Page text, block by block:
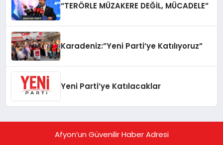
“TERÖRLE MÜZAKERE DEĞİL, MÜCADELE”
Karadeniz:”Yeni Parti’ye Katılıyoruz”
Yeni Parti’ye Katılacaklar
Afyon’un Güvenilir Haber Adresi